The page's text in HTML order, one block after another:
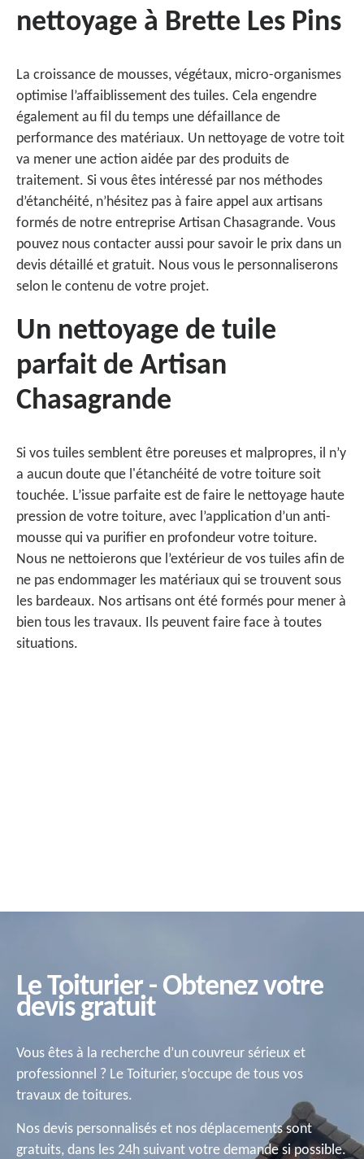
nettoyage à Brette Les Pins
La croissance de mousses, végétaux, micro-organismes
optimise l’affaiblissement des tuiles. Cela engendre
également au fil du temps une défaillance de
performance des matériaux. Un nettoyage de votre toit
va mener une action aidée par des produits de
traitement. Si vous êtes intéressé par nos méthodes
d’étanchéité, n’hésitez pas à faire appel aux artisans
formés de notre entreprise Artisan Chasagrande. Vous
pouvez nous contacter aussi pour savoir le prix dans un
devis détaillé et gratuit. Nous vous le personnaliserons
selon le contenu de votre projet.
Un nettoyage de tuile
parfait de Artisan
Chasagrande
Si vos tuiles semblent être poreuses et malpropres, il n’y
a aucun doute que l'étanchéité de votre toiture soit
touchée. L’issue parfaite est de faire le nettoyage haute
pression de votre toiture, avec l’application d’un anti-
mousse qui va purifier en profondeur votre toiture.
Nous ne nettoierons que l’extérieur de vos tuiles afin de
ne pas endommager les matériaux qui se trouvent sous
les bardeaux. Nos artisans ont été formés pour mener à
bien tous les travaux. Ils peuvent faire face à toutes
situations.
Le Toiturier - Obtenez votre
devis gratuit
Vous êtes à la recherche d’un couvreur sérieux et
professionnel ? Le Toiturier, s’occupe de tous vos
travaux de toitures.
Nos devis personnalisés et nos déplacements sont
gratuits, dans les 24h suivant votre demande si possible.